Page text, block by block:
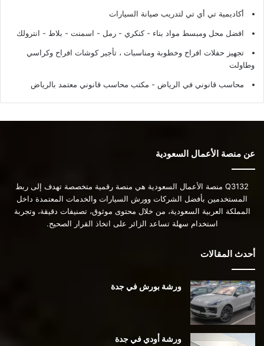
أكاديمية تي أي تي لتدريب صيانة السيارات
افضل محل ومبسط مواد بناء - كنكري - رمل - اسمنت - بلاط - انترولك
تجهيز حفلات افراح وخطوبة ومناسبات ، تأجير كوشات افراح وكراسي
وطاولت
محاسب قانوني في الرياض - مكتب محاسب قانوني معتمد بالرياض
عن منصة الأعمال السعودية
Q3132 منصة الأعمال السعودية هي منصة رقمية متخصصة تهدف إلى ربط
المستخدمين بأفضل الشركات وورش السيارات والخدمات المعتمدة داخل
المملكة العربية السعودية، من خلال محتوى موثوق، تصنيفات دقيقة، وتجربة
استخدام سهلة تساعد الزائر على اتخاذ القرار الصحيح.
أحدث المقالات
ورشة بورش في جدة
ورشة أودي في جدة